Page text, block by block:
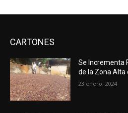
CARTONES
Se Incrementa
de la Zona Alta
23 enero, 2024